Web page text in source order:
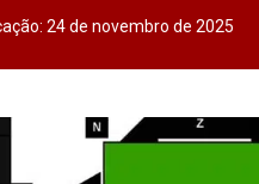
24 de novembro de 2025